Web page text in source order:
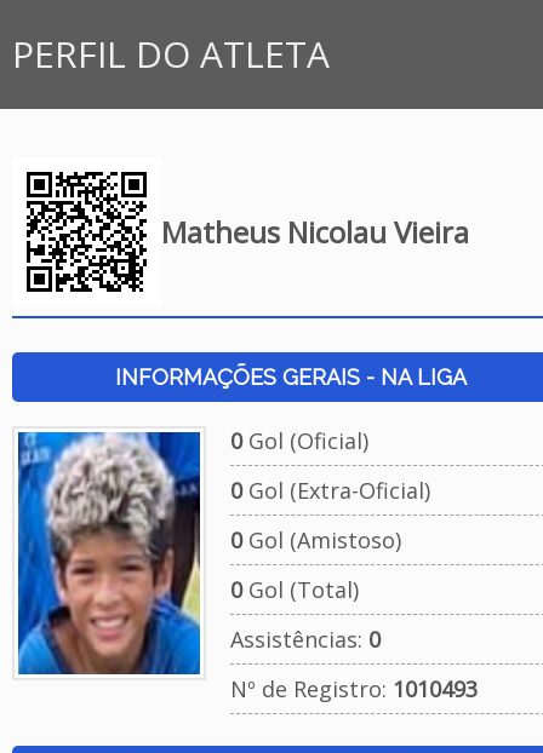
PERFIL DO ATLETA
Matheus Nicolau Vieira
INFORMAÇÕES GERAIS - NA LIGA
0Gol (Oficial)
0Gol (Extra-Oficial)
0Gol (Amistoso)
0Gol (Total)
Assistências: 0
Nº de Registro: 1010493